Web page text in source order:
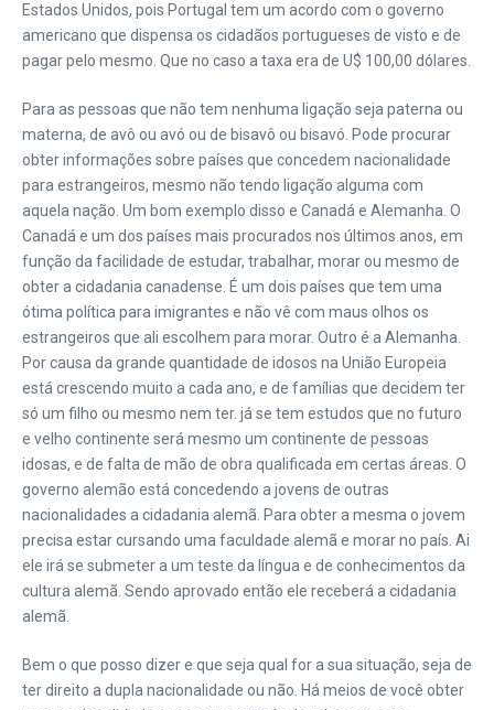
Estados Unidos, pois Portugal tem um acordo com o governo
americano que dispensa os cidadãos portugueses de visto e de
pagar pelo mesmo. Que no caso a taxa era de U$ 100,00 dólares.
Para as pessoas que não tem nenhuma ligação seja paterna ou
materna, de avô ou avó ou de bisavô ou bisavó. Pode procurar
obter informações sobre países que concedem nacionalidade
para estrangeiros, mesmo não tendo ligação alguma com
aquela nação. Um bom exemplo disso e Canadá e Alemanha. O
Canadá e um dos países mais procurados nos últimos anos, em
função da facilidade de estudar, trabalhar, morar ou mesmo de
obter a cidadania canadense. É um dois países que tem uma
ótima política para imigrantes e não vê com maus olhos os
estrangeiros que ali escolhem para morar. Outro é a Alemanha.
Por causa da grande quantidade de idosos na União Europeia
está crescendo muito a cada ano, e de famílias que decidem ter
só um filho ou mesmo nem ter. já se tem estudos que no futuro
e velho continente será mesmo um continente de pessoas
idosas, e de falta de mão de obra qualificada em certas áreas. O
governo alemão está concedendo a jovens de outras
nacionalidades a cidadania alemã. Para obter a mesma o jovem
precisa estar cursando uma faculdade alemã e morar no país. Ai
ele irá se submeter a um teste da língua e de conhecimentos da
cultura alemã. Sendo aprovado então ele receberá a cidadania
alemã.
Bem o que posso dizer e que seja qual for a sua situação, seja de
ter direito a dupla nacionalidade ou não. Há meios de você obter